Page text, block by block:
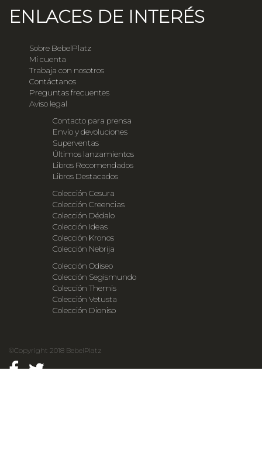
ENLACES DE INTERÉS
Sobre BebelPlatz
Mi cuenta
Trabaja con nosotros
Contáctanos
Preguntas frecuentes
Aviso legal
Contacto para prensa
Envío y devoluciones
Superventas
Últimos lanzamientos
Libros Recomendados
Libros Destacados
Colección Cesura
Colección Creencias
Colección Dédalo
Colección Ideas
Colección Kronos
Colección Nebrija
Colección Odiseo
Colección Segismundo
Colección Themis
Colección Vetusta
Colección Dioniso
©Copyright 2018 BebelPlatz